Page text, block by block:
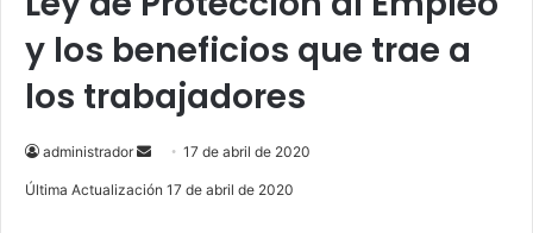
y los beneficios que trae a
los trabajadores
administrador
e
17 de abril de 2020
Última Actualización 17 de abril de 2020
o
o
k
b
e